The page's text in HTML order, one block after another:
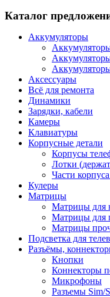
Каталог
Аккумуляторы
Аксессуары
Всё для ремонта
Динамики
Зарядки, кабели
Камеры
Клавиатуры
Корпусные детали
Корпусы
Лотки
Части
Кулеры
Матрицы
Матрицы для
Матрицы для
Матрицы
Подсветка для
Разъёмы,
Кнопки
Коннекторы
Микрофоны
Разъемы Sim/